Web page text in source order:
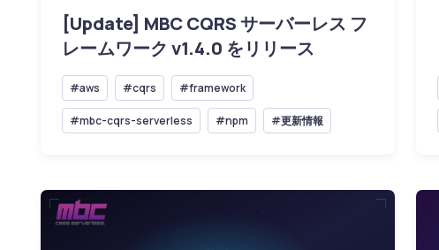
[Update] MBC CQRS サーバーレス フ
レームワーク v1.4.0 をリリース
#aws #cqrs #framework
#mbc-cqrs-serverless #npm #更新情報